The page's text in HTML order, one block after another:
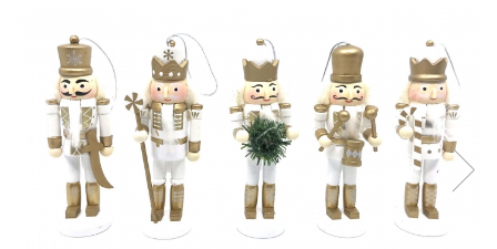
Destinatari
Bijuterii Femei
Bijuterii Copii
Bijuterii Mirese
Selectii
Reduceri
Cele mai noi